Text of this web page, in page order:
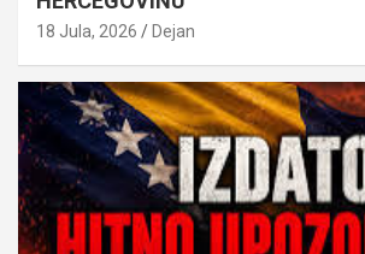
18 Jula, 2026 Dejan